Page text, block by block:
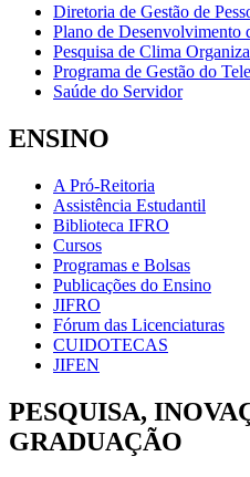
Diretoria de Gestão de
Plano de Desenvolvimento
Pesquisa de Clima
Programa de Gestão do
Saúde do Servidor
ENSINO
A Pró-Reitoria
Assistência Estudantil
Biblioteca IFRO
Cursos
Programas e Bolsas
Publicações do Ensino
JIFRO
Fórum das Licenciaturas
CUIDOTECAS
JIFEN
PESQUISA,
GRADUAÇÃO